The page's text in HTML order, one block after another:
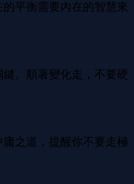
平衡需要內在的智慧來
。順著變化走，不要硬
之道，提醒你不要走極